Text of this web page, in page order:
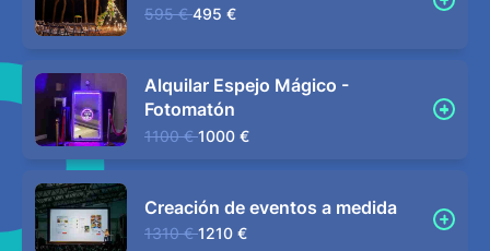
595 € 495 €
Alquilar Espejo Mágico -
Fotomatón
1100 € 1000 €
Creación de eventos a medida
1310 € 1210 €